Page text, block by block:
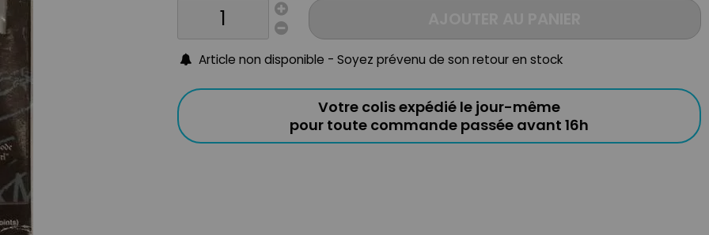
Article non disponible - Soyez prévenu de son retour en stock
Votre colis expédié le jour-même
pour toute commande passée avant 16h